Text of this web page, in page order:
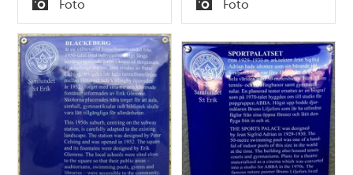
Typ
Foto
Typ
Foto